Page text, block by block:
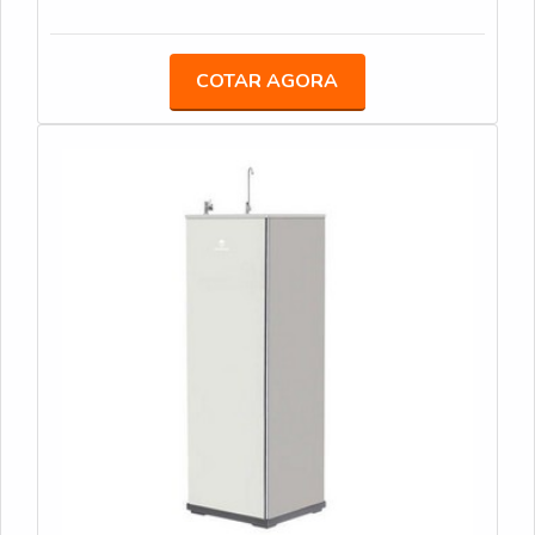
bebedouro industrial inox 2 torneiras, com a equipe
soluções para quem busca a melhor qualidade para a
sua água.UM POUCO MAIS SOBRE BEBEDOURO
centraliza sua estratégia em produzir um estrutura
para os parceiros com escritório de alta qualidade
onde são realizadas as atividades e equipamentos
personalizada para cada cliente.Ainda focando em
bebedouro industrial inox 2 torneiras, deve-se ter a
COTAR AGORA